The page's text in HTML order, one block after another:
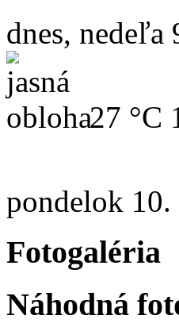
dnes, nedeľa
27 °C
pondelok 10.
Fotogaléria
Náhodná